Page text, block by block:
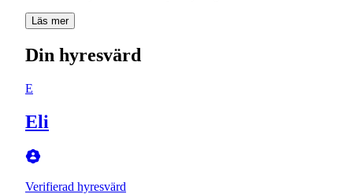
Läs mer
Din hyresvärd
E
Eli
Verifierad hyresvärd